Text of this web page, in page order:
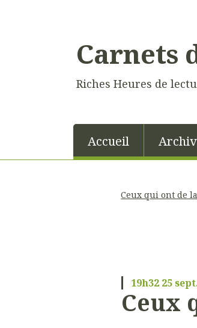
Carnets
Riches Heures de
Accueil
Ceux qui ont de
19h32 25
Ceux